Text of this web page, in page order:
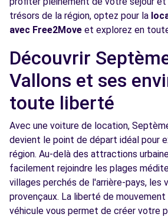
Free2move Rent - APS
88 BD DE L EUROPE
Voir l'agence
Free2move Rent - APS
VITROLLES (P)
88 BOULEVARD DE L'EUROPE
VITROLLES, 13127
Voir l'agence
trésors de la région, optez pour la
avec Free2Move et explorez en
Découvrir
Vallons et ses
toute liberté
Avec une voiture de location,
devient le point de départ idéal pour
région. Au-delà des attractions
facilement rejoindre les plages
villages perchés de l'arrière-pays, les
provençaux. La liberté de
véhicule vous permet de créer votre